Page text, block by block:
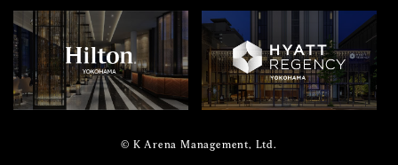
© K Arena Management, Ltd.